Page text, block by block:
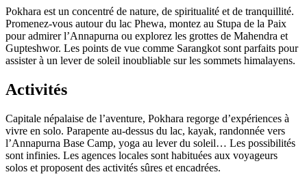
Pokhara est un concentré de nature, de spiritualité et de tranquillité.
Promenez-vous autour du lac Phewa, montez au Stupa de la Paix
pour admirer l’Annapurna ou explorez les grottes de Mahendra et
Gupteshwor. Les points de vue comme Sarangkot sont parfaits pour
assister à un lever de soleil inoubliable sur les sommets himalayens.
Activités
Capitale népalaise de l’aventure, Pokhara regorge d’expériences à
vivre en solo. Parapente au-dessus du lac, kayak, randonnée vers
l’Annapurna Base Camp, yoga au lever du soleil… Les possibilités
sont infinies. Les agences locales sont habituées aux voyageurs
solos et proposent des activités sûres et encadrées.